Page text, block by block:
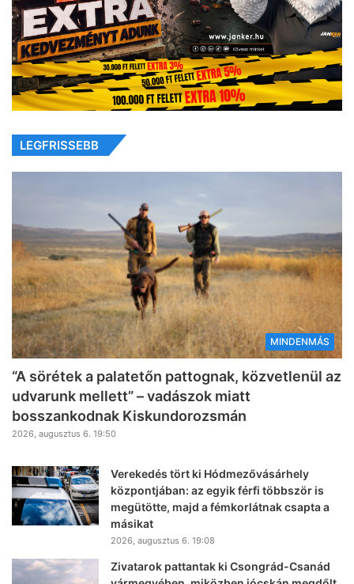
LEGFRISSEBB
MINDENMÁS
“A sörétek a palatetőn pattognak, közvetlenül az
udvarunk mellett” – vadászok miatt
bosszankodnak Kiskundorozsmán
2026, augusztus 6. 19:50
Verekedés tört ki Hódmezővásárhely
központjában: az egyik férfi többször is
megütötte, majd a fémkorlátnak csapta a
másikat
2026, augusztus 6. 19:08
Zivatarok pattantak ki Csongrád-Csanád